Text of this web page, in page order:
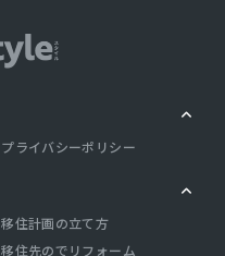
プライバシーポリシー
移住計画の立て方
移住先のでリフォーム